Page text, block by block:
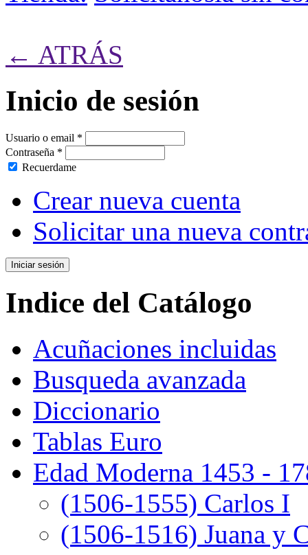
← ATRÁS
Inicio de sesión
Usuario o email *
Contraseña *
Recuerdame
Crear nueva cuenta
Solicitar una nueva
Indice del Catálogo
Acuñaciones incluidas
Busqueda avanzada
Diccionario
Tablas Euro
Edad Moderna 1453 -
(1506-1555) Carlos I
(1506-1516) Juana y